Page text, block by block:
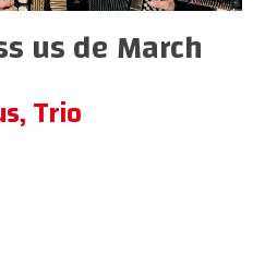
us de March
Trio